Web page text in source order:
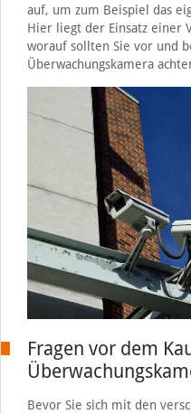
auf, um zum Beispiel das
Hier liegt der Einsatz einer
worauf sollten Sie vor und
Überwachungskamera
Fragen vor dem
Bevor Sie sich mit den